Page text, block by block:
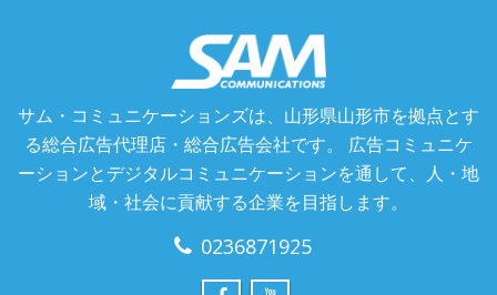
サム・コミュニケーションズは、山形県山形市を拠点とす
る総合広告代理店・総合広告会社です。 広告コミュニケ
ーションとデジタルコミュニケーションを通して、人・地
域・社会に貢献する企業を目指します。
0236871925